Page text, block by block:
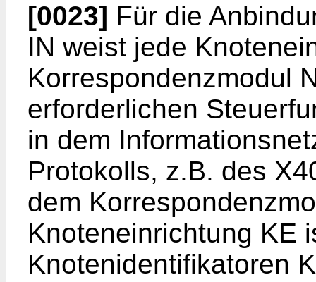
[0023] Für die
IN weist jede
Korrespondenzmodul
erforderlichen
in dem
Protokolls, z.B. des
dem
Knoteneinrichtung KE
Knotenidentifikatoren